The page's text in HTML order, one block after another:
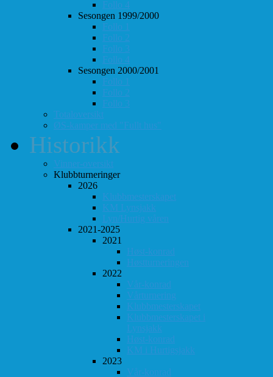
Follo 4
Sesongen 1999/2000
Follo 1
Follo 2
Follo 3
Follo 4
Sesongen 2000/2001
Follo 1
Follo 2
Follo 3
Totaloversikt
ØS-kamper med "Fullt hus"
Historikk
Vinner-oversikt
Klubbturneringer
2026
Klubbmesterskapet
KM Lynsjakk
Lyn/Hurtig våren
2021-2025
2021
Høst-konrad
Høstturneringen
2022
Vår-konrad
Vårturnering
Klubbmesterskapet
Klubbmesterskapet i
Lynsjakk
Høst-konrad
KM i Hurtigsjakk
2023
Vår-konrad